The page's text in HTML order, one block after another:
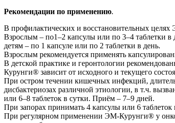
Рекомендации по применению.
В профилактических и восстановительных
Взрослым – по1–2 капсулы или по 3–4 таблетки в
детям – по 1 капсуле или по 2 таблетки в день.
Взрослым рекомендуется применять
В детской практике и геронтологии
Курунги® зависит от исходного и текущего
При остром течении кишечных инфекций,
дисбактериозах различной этиологии, в т.ч.
или 6–8 таблеток в сутки. Приём – 7–9 дней.
При запорах принимать 4 капсулы или 6
При регулярном применении ЭМ-Курунги® у